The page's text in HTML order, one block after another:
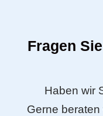
Fragen
Haben wir
Gerne